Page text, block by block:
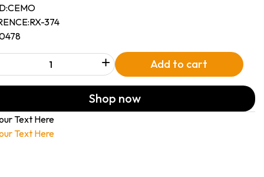
CEMO
RX-374
+ Add to cart
Shop now
Text Here
Text Here